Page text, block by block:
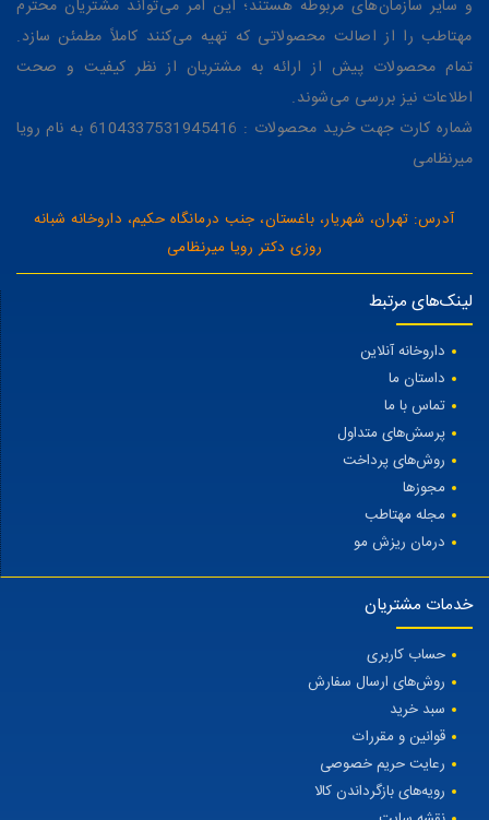
و سایر سازمان‌های مربوطه هستند؛ این امر می‌تواند مشتریان محترم
مهتاطب را از اصالت محصولاتی که تهیه می‌کنند کاملاً مطمئن سازد.
تمام محصولات پیش از ارائه به مشتریان از نظر کیفیت و صحت
اطلاعات نیز بررسی می‌شوند.
شماره کارت جهت خرید محصولات : 6104337531945416 به نام رویا
میرنظامی
آدرس: تهران، شهریار، باغستان، جنب درمانگاه حکیم، داروخانه شبانه
روزی دکتر رویا میرنظامی
لینک‌های مرتبط
داروخانه آنلاین
داستان ما
تماس با ما
پرسش‌های متداول
روش‌های پرداخت
مجوزها
مجله مهتاطب
درمان ریزش مو
خدمات مشتریان
حساب کاربری
روش‌های ارسال سفارش
سبد خرید
قوانین و مقررات
رعایت حریم خصوصی
رویه‌های بازگرداندن کالا